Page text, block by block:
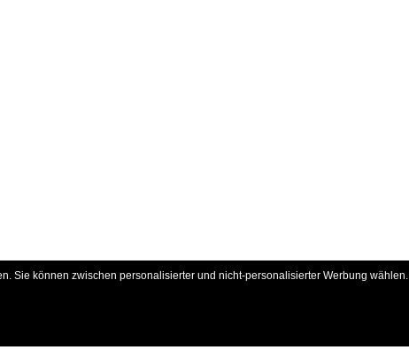
Sie können zwischen personalisierter und nicht-personalisierter Werbung wählen.